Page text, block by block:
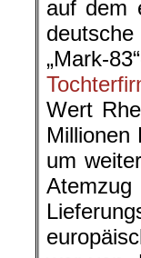
auf dem
„Mark-
Wert
Millionen
um